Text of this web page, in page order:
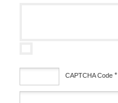
CAPTCHA Code *